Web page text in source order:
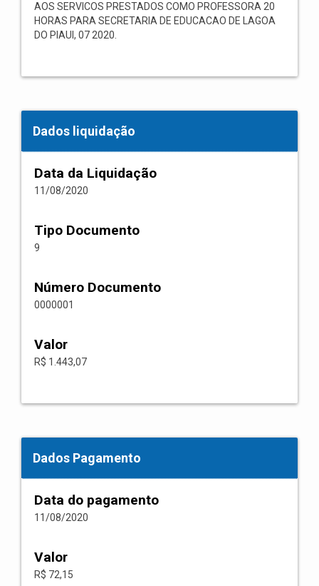
AOS SERVICOS PRESTADOS COMO PROFESSORA 20
HORAS PARA SECRETARIA DE EDUCACAO DE LAGOA
DO PIAUI, 07 2020.
Dados liquidação
Data da Liquidação
11/08/2020
Tipo Documento
9
Número Documento
0000001
Valor
R$ 1.443,07
Dados Pagamento
Data do pagamento
11/08/2020
Valor
R$ 72,15